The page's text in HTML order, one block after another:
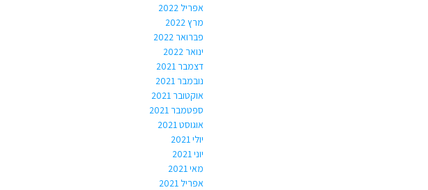
אפריל 2022
מרץ 2022
פברואר 2022
ינואר 2022
דצמבר 2021
נובמבר 2021
אוקטובר 2021
ספטמבר 2021
אוגוסט 2021
יולי 2021
יוני 2021
מאי 2021
אפריל 2021